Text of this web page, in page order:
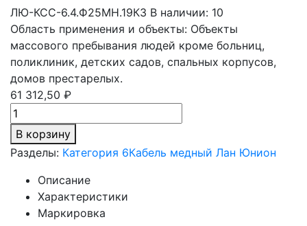
ЛЮ-КСС-6.4.Ф25МН.19К3 В наличии: 10
Область применения и объекты: Объекты
массового пребывания людей кроме больниц,
поликлиник, детских садов, спальных корпусов,
домов престарелых.
61 312,50 ₽
В корзину
Разделы: Категория 6Кабель медный Лан Юнион
Описание
Характеристики
Маркировка